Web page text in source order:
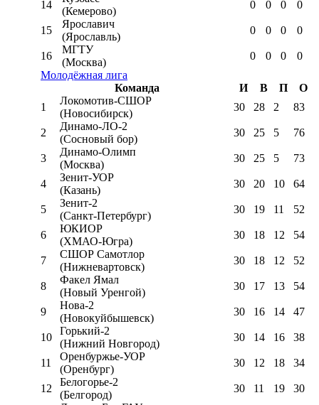
14
(Кемерово)
0 0 0 0
15
Ярославич
(Ярославль)
0 0 0 0
16
МГТУ
(Москва)
0 0 0
0
Молодёжная лига
Команда
И В П
О
1
Локомотив-CШОР
(Новосибирск)
30 28 2 83
2
Динамо-ЛО-2
(Сосновый бор)
30 25 5 76
3
Динамо-Олимп
(Москва)
30 25 5 73
4
Зенит-УОР
(Казань)
30 20 10 64
5
Зенит-2
(Санкт-Петербург)
30 19 11 52
6
ЮКИОР
(ХМАО-Югра)
30 18 12 54
7
СШОР Самотлор
(Нижневартовск)
30 18 12 52
8
Факел Ямал
(Новый Уренгой)
30 17 13 54
9
Нова-2
(Новокуйбышевск)
30 16 14 47
10
Горький-2
(Нижний Новгород)
30 14 16 38
11
Оренбуржье-УОР
(Оренбург)
30 12 18 34
12
Белогорье-2
(Белгород)
30 11 19 30